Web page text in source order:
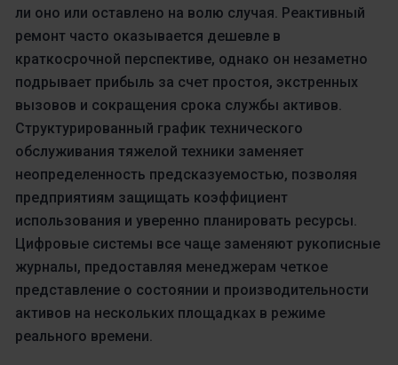
ли оно или оставлено на волю случая. Реактивный
ремонт часто оказывается дешевле в
краткосрочной перспективе, однако он незаметно
подрывает прибыль за счет простоя, экстренных
вызовов и сокращения срока службы активов.
Структурированный график технического
обслуживания тяжелой техники заменяет
неопределенность предсказуемостью, позволяя
предприятиям защищать коэффициент
использования и уверенно планировать ресурсы.
Цифровые системы все чаще заменяют рукописные
журналы, предоставляя менеджерам четкое
представление о состоянии и производительности
активов на нескольких площадках в режиме
реального времени.